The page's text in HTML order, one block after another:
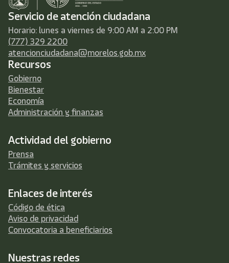
Servicio de atención ciudadana
Horario: lunes a viernes de 9:00 AM a 2:00 PM
(777) 329 2200
atencionciudadana@morelos.gob.mx
Recursos
Gobierno
Bienestar
Economía
Administración y finanzas
Actividad del gobierno
Prensa
Trámites y servicios
Enlaces de interés
Código de ética
Aviso de privacidad
Convocatoria a beneficiarios
Nuestras redes